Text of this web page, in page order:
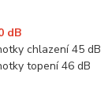
dB
chlazení 45 dB
topení 46 dB